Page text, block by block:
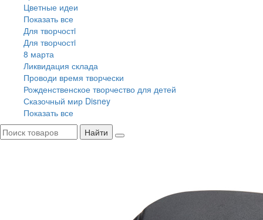
Цветные идеи
Показать все
Для творчостi
Для творчостi
8 марта
Ликвидация склада
Проводи время творчески
Рожденственское творчество для детей
Сказочный мир Disney
Показать все
Найти